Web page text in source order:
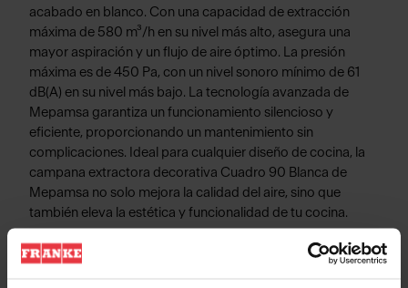
acabado en blanco. Con una capacidad de extracción
máxima de 580 m³/h en su nivel más alto, asegura una
mayor aspiración y un flujo de aire óptimo. La presión
máxima es de 450 Pa, con un nivel sonoro mínimo de 61
dB(A) en su nivel más bajo. La tecnología avanzada de
Mepamsa garantiza un funcionamiento silencioso y
eficiente, proporcionando un mantenimiento sin
complicaciones. Ideal para cualquier diseño de cocina, la
campana extractora decorativa Cuadro 90 Blanca de
Mepamsa no solo mejora la calidad del aire, sino que
también eleva la estética y funcionalidad de tu cocina.